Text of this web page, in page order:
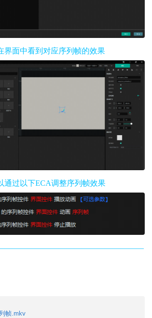
界面中看到对应序列帧的效果
通过以下ECA调整序列帧效果
帧.mkv